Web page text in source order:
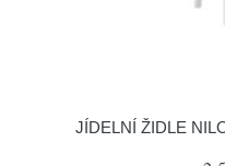
JÍDELNÍ ŽIDLE